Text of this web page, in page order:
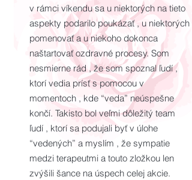
v rámci víkendu sa u niektorých na tieto
aspekty podarilo poukázať , u niektorých
pomenovať a u niekoho dokonca
naštartovať ozdravné procesy. Som
nesmierne rád , že som spoznal ľudí ,
ktorí vedia prísť s pomocou v
momentoch , kde “veda” neúspešne
končí. Takisto bol veľmi dôležitý team
ľudí , ktorí sa podujali byť v úlohe
“vedených” a myslím , že sympatie
medzi terapeutmi a touto zložkou len
zvýšili šance na úspech celej akcie.